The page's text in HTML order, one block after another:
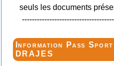
seuls les documents
Information Pass
DRAJES